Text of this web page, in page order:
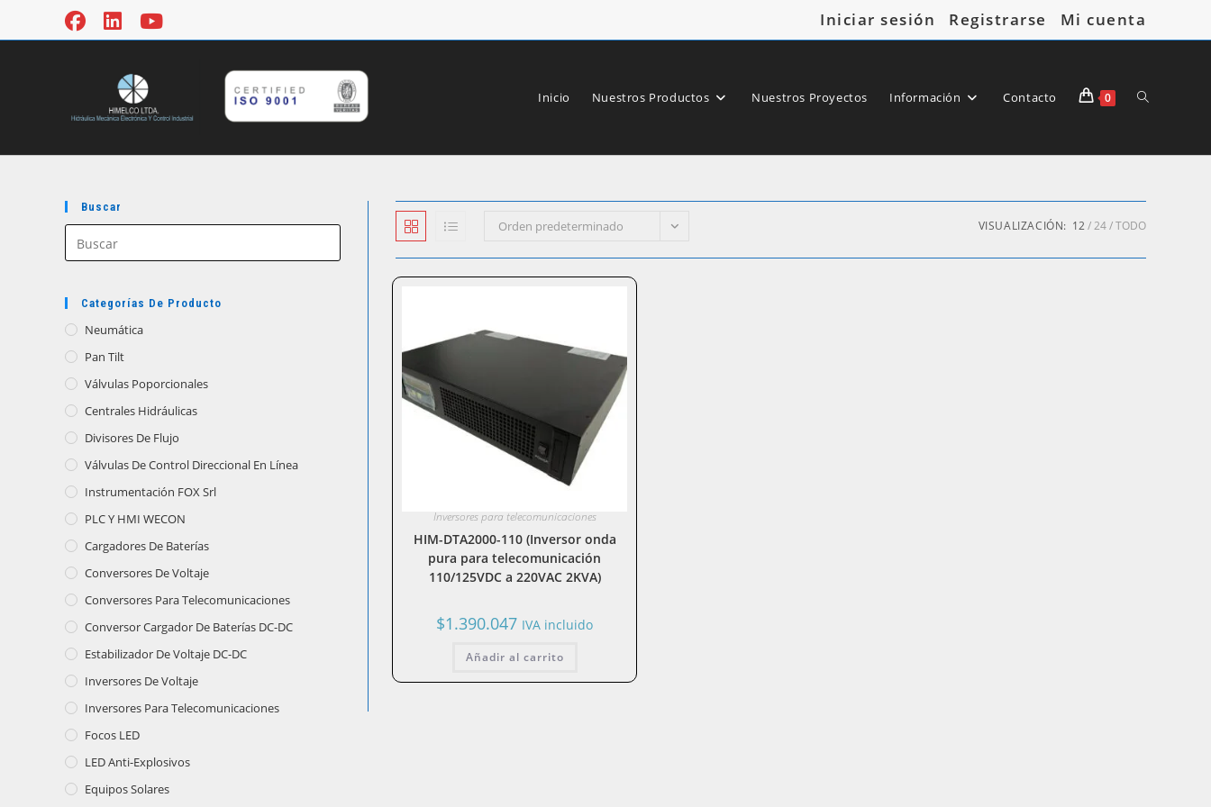
Iniciar sesión Registrarse Mi cuenta
Inicio Nuestros Productos Nuestros Proyectos Información Contacto 0 Alternar
Orden predeterminado VISUALIZACIÓN: 12 24 TODO
Inversores para telecomunicaciones
HIM-DTA2000-110 (Inversor onda
pura para telecomunicación
110/125VDC a 220VAC 2KVA)
$1.390.047 IVA incluido
Añadir al carrito
Buscar
Categorías De Producto
Neumática
Pan Tilt
Válvulas Poporcionales
Centrales Hidráulicas
Divisores De Flujo
Válvulas De Control Direccional En Línea
Instrumentación FOX Srl
PLC Y HMI WECON
Cargadores De Baterías
Conversores De Voltaje
Conversores Para Telecomunicaciones
Conversor Cargador De Baterías DC-DC
Estabilizador De Voltaje DC-DC
Inversores De Voltaje
Inversores Para Telecomunicaciones
Focos LED
LED Anti-Explosivos
Equipos Solares